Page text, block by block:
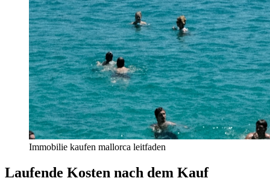
Immobilie kaufen mallorca leitfaden
Laufende Kosten nach dem Kauf